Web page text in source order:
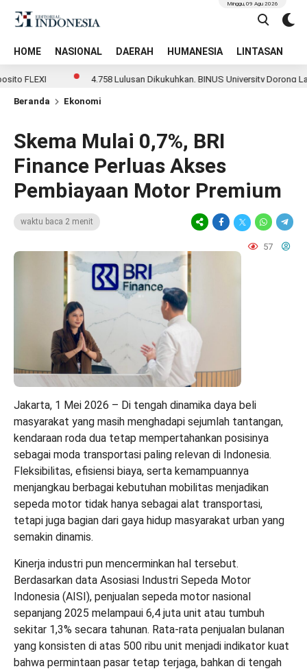
HOME NASIONAL DAERAH HUMANESIA LINTASAN
Minggu, 09 Agu 2026
4.758 Lulusan Dikukuhkan, BINUS University Dorong
Beranda Ekonomi
Skema Mulai 0,7%, BRI
Finance Perluas Akses
Pembiayaan Motor Premium
waktu baca 2 menit
57
Jakarta, 1 Mei 2026 – Di tengah dinamika daya beli
masyarakat yang masih menghadapi sejumlah tantangan,
kendaraan roda dua tetap mempertahankan posisinya
sebagai moda transportasi paling relevan di Indonesia.
Fleksibilitas, efisiensi biaya, serta kemampuannya
menjangkau berbagai kebutuhan mobilitas menjadikan
sepeda motor tidak hanya sebagai alat transportasi,
tetapi juga bagian dari gaya hidup masyarakat urban yang
semakin dinamis.
Kinerja industri pun mencerminkan hal tersebut.
Berdasarkan data Asosiasi Industri Sepeda Motor
Indonesia (AISI), penjualan sepeda motor nasional
sepanjang 2025 melampaui 6,4 juta unit atau tumbuh
sekitar 1,3% secara tahunan. Rata-rata penjualan bulanan
yang konsisten di atas 500 ribu unit menjadi indikator kuat
bahwa permintaan pasar tetap terjaga, bahkan di tengah